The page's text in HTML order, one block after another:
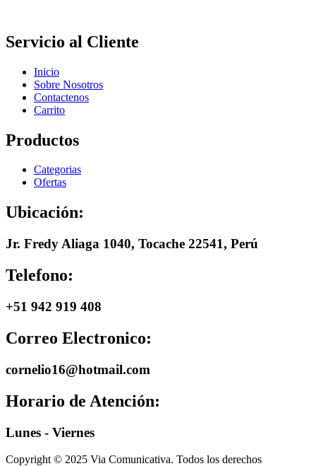
Servicio al Cliente
Inicio
Sobre Nosotros
Contactenos
Carrito
Productos
Categorias
Ofertas
Ubicación:
Jr. Fredy Aliaga 1040, Tocache 22541, Perú
Telefono:
+51 942 919 408
Correo Electronico:
cornelio16@hotmail.com
Horario de Atención:
Lunes - Viernes
Copyright © 2025 Via Comunicativa. Todos los derechos